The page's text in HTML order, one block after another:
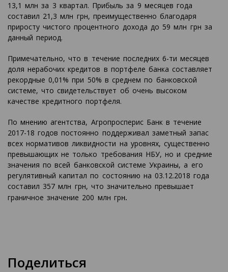
13,1 млн за 3 квартал. Прибыль за 9 месяцев года
составил 21,3 млн грн, преимущественно благодаря
приросту чистого процентного дохода до 59 млн грн за
данный период.
Примечательно, что в течение последних 6-ти месяцев
доля нерабочих кредитов в портфеле банка составляет
рекордные 0,01% при 50% в среднем по банковской
системе, что свидетельствует об очень высоком
качестве кредитного портфеля.
По мнению агентства, Агропросперис Банк в течение
2017-18 годов постоянно поддерживал заметный запас
всех нормативов ликвидности на уровнях, существенно
превышающих не только требования НБУ, но и средние
значения по всей банковской системе Украины, а его
регулятивный капитал по состоянию на 03.12.2018 года
составил 357 млн грн, что значительно превышает
граничное значение 200 млн грн.
Поделиться